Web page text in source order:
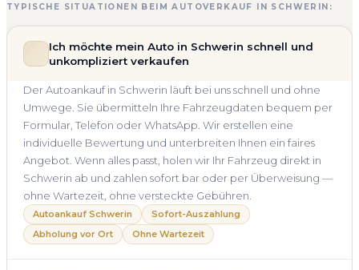
TYPISCHE SITUATIONEN BEIM AUTOVERKAUF IN SCHWERIN:
Ich möchte mein Auto in Schwerin schnell und
unkompliziert verkaufen
Der Autoankauf in Schwerin läuft bei uns schnell und ohne
Umwege. Sie übermitteln Ihre Fahrzeugdaten bequem per
Formular, Telefon oder WhatsApp. Wir erstellen eine
individuelle Bewertung und unterbreiten Ihnen ein faires
Angebot. Wenn alles passt, holen wir Ihr Fahrzeug direkt in
Schwerin ab und zahlen sofort bar oder per Überweisung —
ohne Wartezeit, ohne versteckte Gebühren.
Autoankauf Schwerin
Sofort-Auszahlung
Abholung vor Ort
Ohne Wartezeit